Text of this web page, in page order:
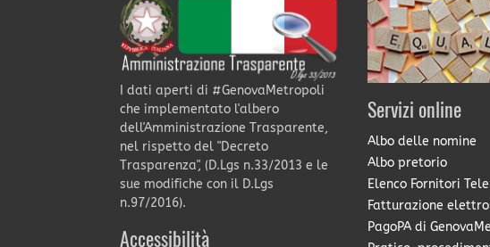
I dati aperti di #GenovaMetropoli
che implementato l'albero
dell'Amministrazione Trasparente,
nel rispetto del "Decreto
Trasparenza", (D.Lgs n.33/2013 e le
sue modifiche con il D.Lgs
n.97/2016).
Accessibilità
Servizi online
Albo delle nomine
Albo pretorio
Elenco Fornitori
Fatturazione
PagoPA di